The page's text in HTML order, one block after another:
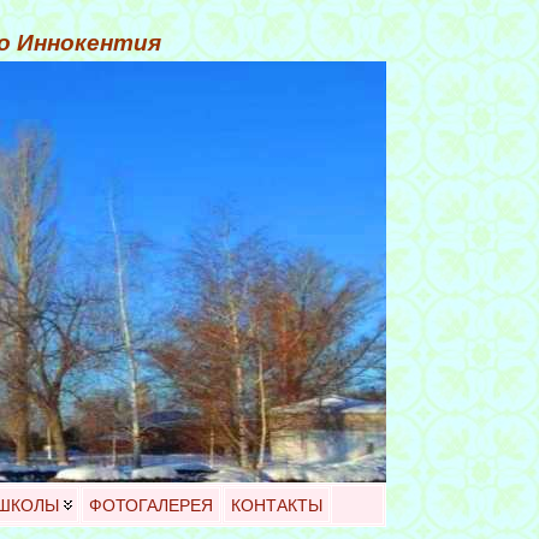
Иннокентия
ФОТОГАЛЕРЕЯ КОНТАКТЫ